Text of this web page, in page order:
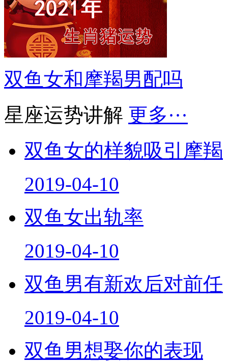
双鱼女和摩羯男配吗
星座运势讲解 更多···
双鱼女的样貌吸引摩羯
2019-04-10
双鱼女出轨率
2019-04-10
双鱼男有新欢后对前任
2019-04-10
双鱼男想娶你的表现